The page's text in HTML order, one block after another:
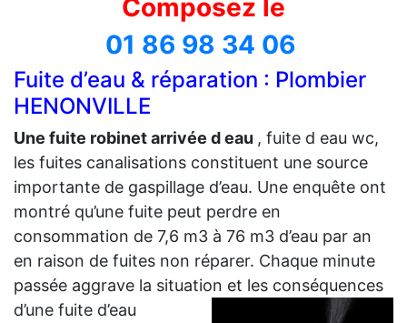
Composez le
01 86 98 34 06
Fuite d’eau & réparation : Plombier
HENONVILLE
Une fuite robinet arrivée d eau , fuite d eau wc,
les fuites canalisations constituent une source
importante de gaspillage d’eau. Une enquête ont
montré qu’une fuite peut perdre en
consommation de 7,6 m3 à 76 m3 d’eau par an
en raison de fuites non réparer. Chaque minute
passée aggrave la situation et les conséquences
d’une fuite d’eau